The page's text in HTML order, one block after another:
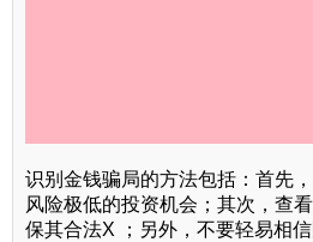
识别金钱骗局的方法包括：首先
风险极低的投资机会；其次，查
保其合法X ；另外，不要轻易相